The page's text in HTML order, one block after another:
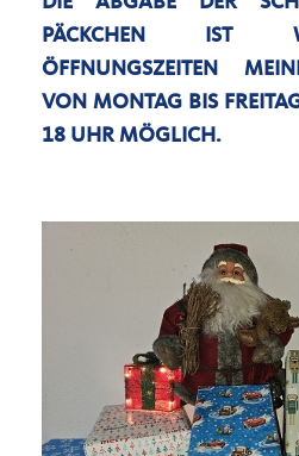
PÄCKCHEN IST
ÖFFNUNGSZEITEN
VON MONTAG BIS
18 UHR MÖGLICH.